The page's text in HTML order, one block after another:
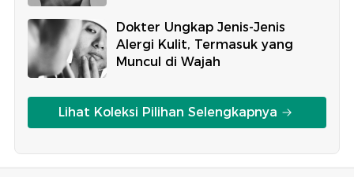
Dokter Ungkap Jenis-Jenis
Alergi Kulit, Termasuk yang
Muncul di Wajah
Lihat Koleksi Pilihan Selengkapnya